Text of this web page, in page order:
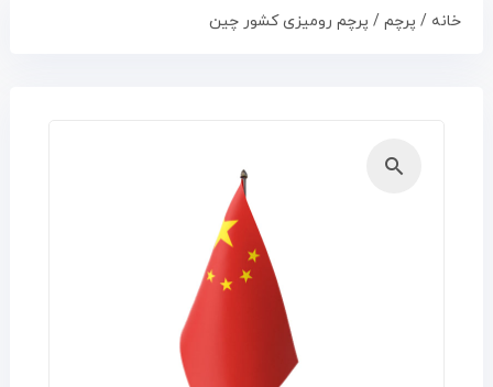
خانه / پرچم/ پرچم رومیزی کشور چین